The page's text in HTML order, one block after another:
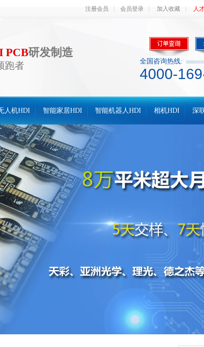
注册会员 会员登录 加入收藏 人
PCB研发制造
跑者 全国咨询热线:
4000-
人机HDI 智能家居HDI 智能机器人HDI 相机HDI 深